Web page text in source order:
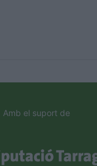
Amb el suport de